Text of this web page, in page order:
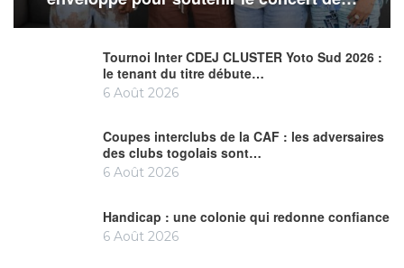
Tournoi Inter CDEJ CLUSTER Yoto Sud 2026 :
le tenant du titre débute…
6 Août 2026
Coupes interclubs de la CAF : les adversaires
des clubs togolais sont…
6 Août 2026
Handicap : une colonie qui redonne confiance
6 Août 2026